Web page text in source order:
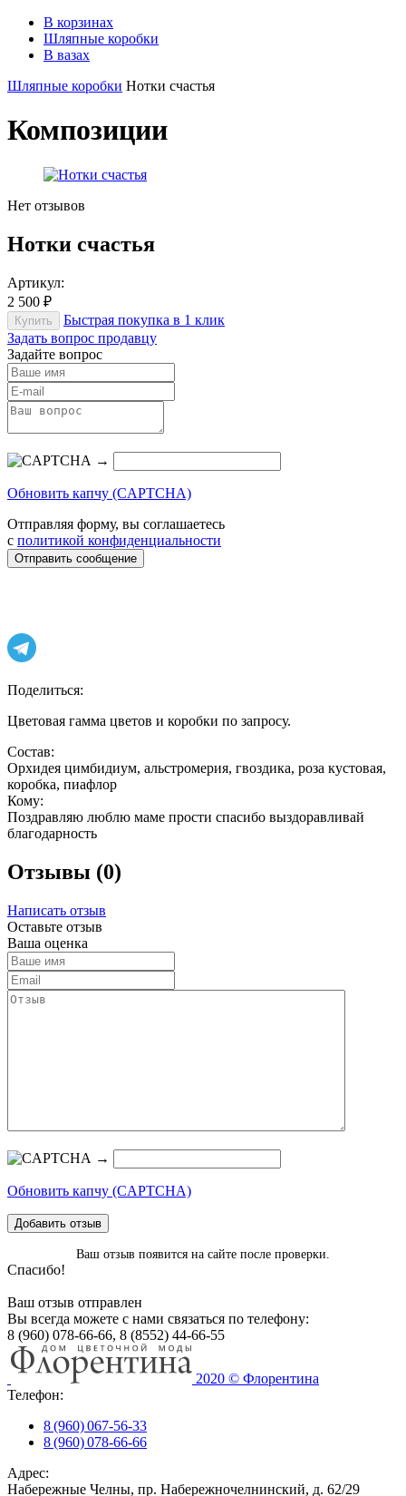
В корзинах
Шляпные коробки
В вазах
Шляпные коробки Нотки счастья
Композиции
Нет отзывов
Нотки счастья
Артикул:
2 500 ₽
Купить
Быстрая покупка в 1 клик
Задать вопрос продавцу
Задайте вопрос
→
Обновить капчу (CAPTCHA)
Отправляя форму, вы соглашаетесь
с политикой конфиденциальности
Отправить сообщение
Поделиться:
Цветовая гамма цветов и коробки по запросу.
Состав:
Орхидея цимбидиум, альстромерия, гвоздика, роза кустовая,
коробка, пиафлор
Кому:
Поздравляю люблю маме прости спасибо выздоравливай
благодарность
Отзывы (0)
Написать отзыв
Оставьте отзыв
Ваша оценка
→
Обновить капчу (CAPTCHA)
Добавить отзыв
Ваш отзыв появится на сайте после проверки.
Спасибо!
Ваш отзыв отправлен
Вы всегда можете с нами связаться по телефону:
8 (960) 078-66-66, 8 (8552) 44-66-55
2020 © Флорентина
Телефон:
8 (960) 067-56-33
8 (960) 078-66-66
Адрес:
Набережные Челны, пр. Набережночелнинский, д. 62/29